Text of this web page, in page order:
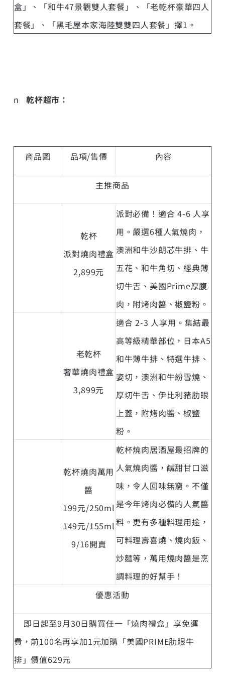
盒」、「和牛47景觀雙人套餐」、「老乾杯豪華四人
套餐」、「黑毛屋本家海陸雙雙四人套餐」擇1。
n乾杯超市：
商品圖 品項/售價 內容
主推商品
乾杯
派對燒肉禮盒
2,899元
派對必備！適合 4-6 人享
用。嚴選6種人氣燒肉，
澳洲和牛沙朗芯牛排、牛
五花、和牛角切、經典薄
切牛舌、美國Prime厚腹
肉，附烤肉醬、椒鹽粉。
老乾杯
奢華燒肉禮盒
3,899元
適合 2-3 人享用。集結最
高等級精華部位，日本A5
和牛薄牛排、特選牛排、
姿切，澳洲和牛紛雪燒、
厚切牛舌、伊比利豬肋眼
上蓋，附烤肉醬、椒鹽
粉。
乾杯燒肉萬用
醬
199元/250ml
149元/155ml
9/16開賣
乾杯燒肉居酒屋最招牌的
人氣燒肉醬，鹹甜甘口滋
味，令人回味無窮。不僅
是今年烤肉必備的人氣醬
料。更有多種料理用途，
可料理壽喜燒、燒肉飯、
炒麵等，萬用燒肉醬是烹
調料理的好幫手！
優惠活動
即日起至9月30日購買任一「燒肉禮盒」享免運
費，前100名再享加1元加購「美國PRIME肋眼牛
排」價值629元